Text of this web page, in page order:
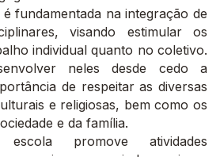
fundamentada na integração de
visando estimular os
individual quanto no coletivo.
neles desde cedo a
de respeitar as diversas
e religiosas, bem como os
e da família.
promove atividades